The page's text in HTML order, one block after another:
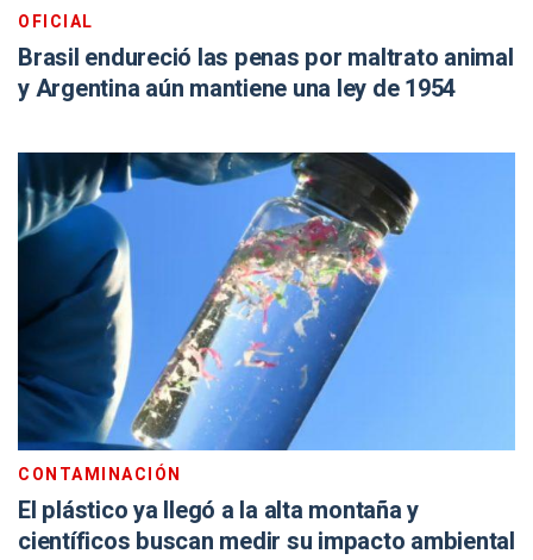
OFICIAL
Brasil endureció las penas por maltrato animal
y Argentina aún mantiene una ley de 1954
CONTAMINACIÓN
El plástico ya llegó a la alta montaña y
científicos buscan medir su impacto ambiental